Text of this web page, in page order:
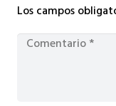
Los campos